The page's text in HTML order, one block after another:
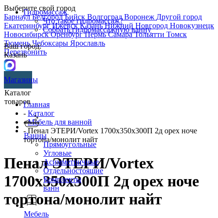
Выберите свой город
БарнаулБелгородБийск ВолгоградВоронеж Другой город
ЕкатеринбургИжевскКазаньНижний Новгород Новокузнецк
НовосибирскОренбургПермьСамараТольятти Томск
ТюменьЧебоксары Ярославль
Перезвонить
Гидромассаж
Что такое гидромассаж?
Собрать гидромассажную ванну
Ваш город:
Казань
Магазины
Каталог
товаров
Ванны
Прямоугольные
Угловые
Асимметричные
Отдельностоящие
Комплекты
ванн
Мебель
Главная
- Каталог
-Мебель для ванной
- Пенал ЭТЕРИ/Vortex 1700х350х300П 2д орех ноче
тортона/монолит найт
Пенал ЭТЕРИ/Vortex
1700х350х300П 2д орех ноче
тортона/монолит найт